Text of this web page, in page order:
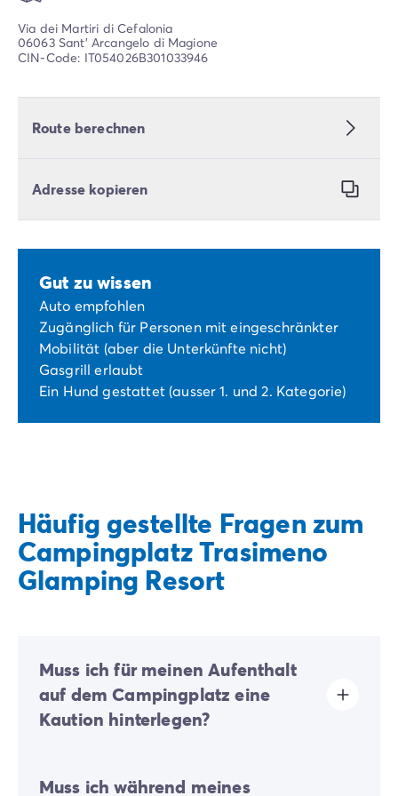
Via dei Martiri di Cefalonia
06063 Sant' Arcangelo di Magione
CIN-Code: IT054026B301033946
Route berechnen
Adresse kopieren
Gut zu wissen
Auto empfohlen
Zugänglich für Personen mit eingeschränkter
Mobilität (aber die Unterkünfte nicht)
Gasgrill erlaubt
Ein Hund gestattet (ausser 1. und 2. Kategorie)
Häufig gestellte Fragen zum
Campingplatz Trasimeno
Glamping Resort
Muss ich für meinen Aufenthalt
auf dem Campingplatz eine
Kaution hinterlegen?
oder nach Ihrer Ankunft vor Ort fällig.
Muss ich während meines